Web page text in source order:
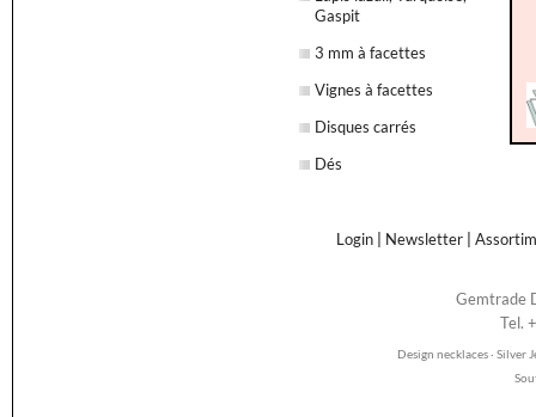
Gaspit
3 mm à facettes
Vignes à facettes
Disques carrés
Dés
Login Newsletter
Gemtrade
Tel.
Design necklaces · Silver